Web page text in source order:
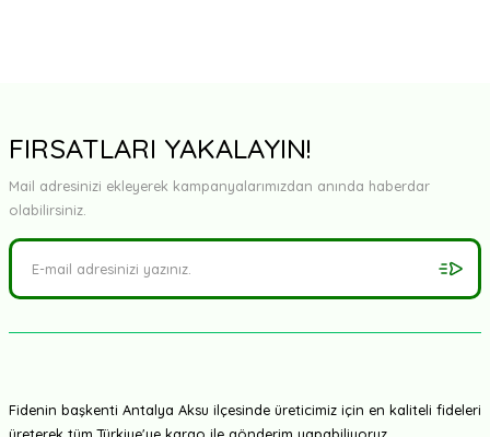
FIRSATLARI YAKALAYIN!
Mail adresinizi ekleyerek kampanyalarımızdan anında haberdar
olabilirsiniz.
Fidenin başkenti Antalya Aksu ilçesinde üreticimiz için en kaliteli fideleri